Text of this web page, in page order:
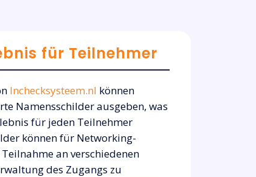
für Teilnehmer
Inchecksysteem.nl können
Namensschilder ausgeben, was
für jeden Teilnehmer
können für Networking-
an verschiedenen
des Zugangs zu